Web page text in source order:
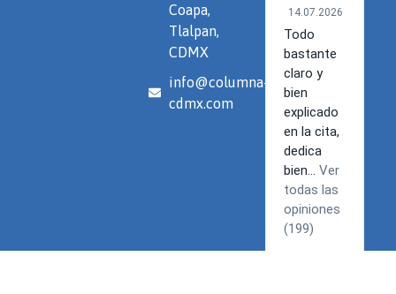
Coapa,
Tlalpan,
CDMX
info@columna-
cdmx.com